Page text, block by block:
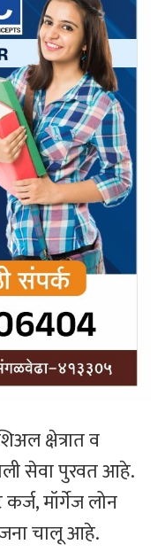
क्षेत्रात व
सेवा पुरवत आहे.
मॉर्गेज लोन
चालू आहे.